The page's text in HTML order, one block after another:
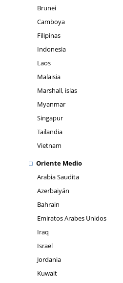
Brunei
Camboya
Filipinas
Indonesia
Laos
Malaisia
Marshall, islas
Myanmar
Singapur
Tailandia
Vietnam
Oriente Medio
Arabia Saudita
Azerbaiyán
Bahrain
Emiratos Arabes Unidos
Iraq
Israel
Jordania
Kuwait